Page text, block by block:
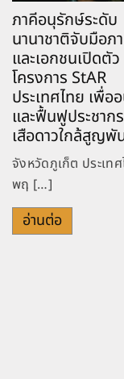
ภาคีอนุรักษ์ระดับ
นานาชาติจับมือภ
และเอกชนเปิดตัว
โครงการ StAR
ประเทศไทย เพื่อ
และฟื้นฟูประชาก
เสือดาวใกล้สูญพั
จังหวัดภูเก็ต ประเท
พฤ […]
อ่านต่อ